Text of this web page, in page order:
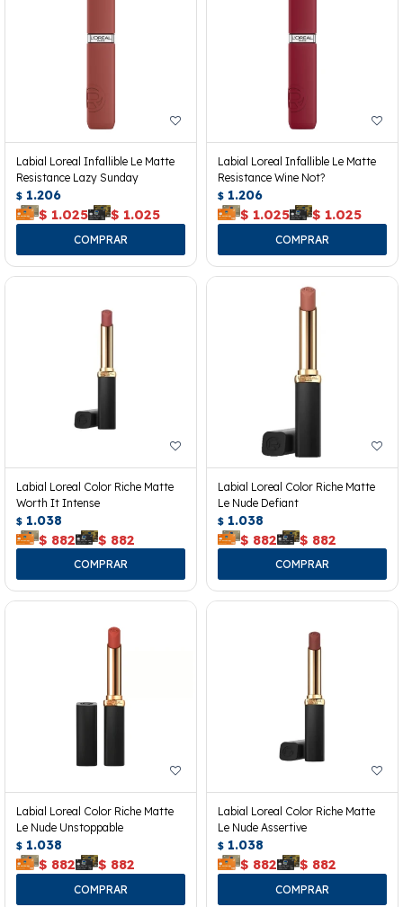
Labial Loreal Infallible Le Matte
Resistance Lazy Sunday
$ 1.206
$ 1.025 $ 1.025
Labial Loreal Infallible Le Matte
Resistance Wine Not?
$ 1.206
$ 1.025 $ 1.025
Labial Loreal Color Riche Matte
Worth It Intense
$ 1.038
$ 882 $ 882
Labial Loreal Color Riche Matte
Le Nude Defiant
$ 1.038
$ 882 $ 882
Labial Loreal Color Riche Matte
Le Nude Unstoppable
$ 1.038
$ 882 $ 882
Labial Loreal Color Riche Matte
Le Nude Assertive
$ 1.038
$ 882 $ 882